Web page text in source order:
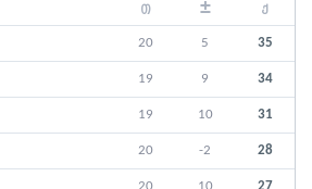
თ ± ქ
20 5 35
19 9 34
19 10 31
20 -2 28